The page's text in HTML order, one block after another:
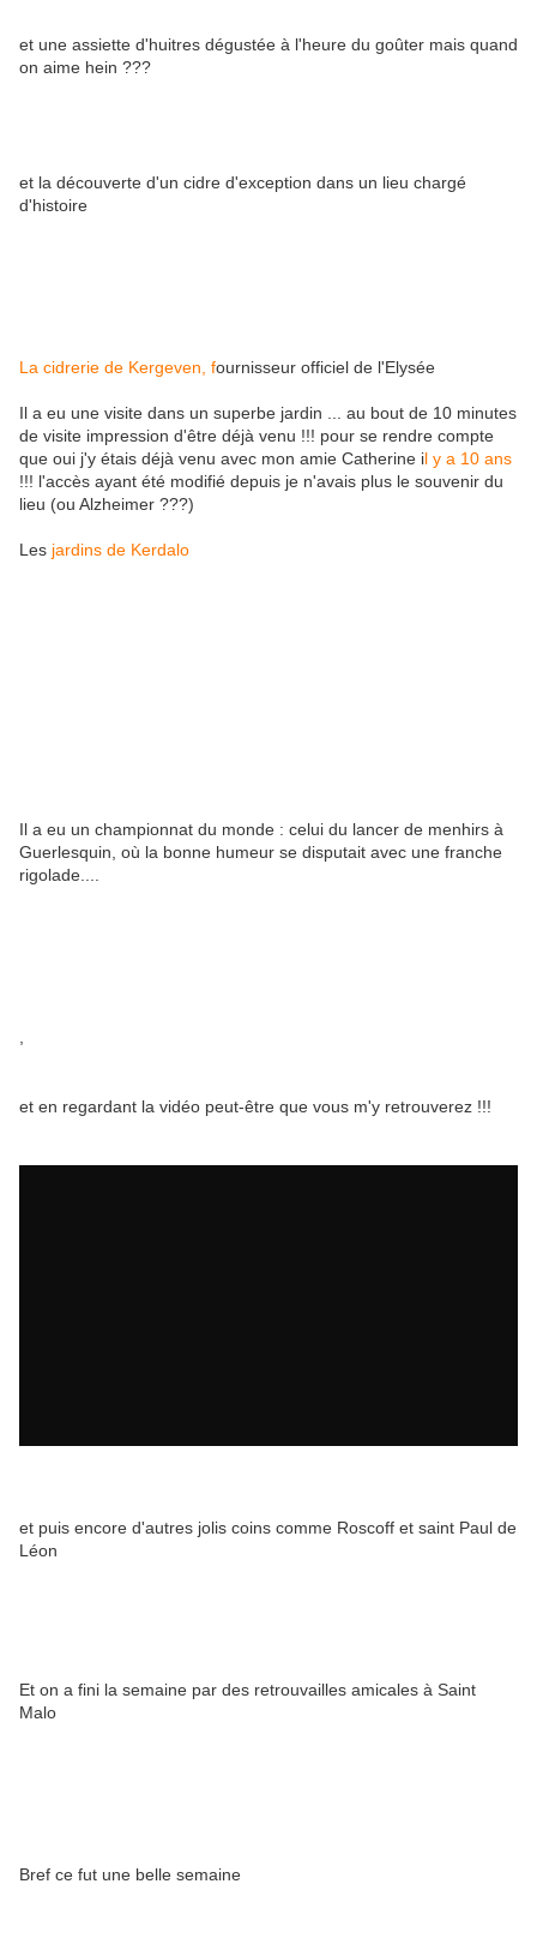
et une assiette d'huitres dégustée à l'heure du goûter mais quand
on aime hein ???
et la découverte d'un cidre d'exception dans un lieu chargé
d'histoire
La cidrerie de Kergeven, fournisseur officiel de l'Elysée
Il a eu une visite dans un superbe jardin ... au bout de 10 minutes
de visite impression d'être déjà venu !!! pour se rendre compte
que oui j'y étais déjà venu avec mon amie Catherine il y a 10 ans
!!! l'accès ayant été modifié depuis je n'avais plus le souvenir du
lieu (ou Alzheimer ???)
Les jardins de Kerdalo
Il a eu un championnat du monde : celui du lancer de menhirs à
Guerlesquin, où la bonne humeur se disputait avec une franche
rigolade....
et en regardant la vidéo peut-être que vous m'y retrouverez !!!
et puis encore d'autres jolis coins comme Roscoff et saint Paul de
Léon
Et on a fini la semaine par des retrouvailles amicales à Saint
Malo
Bref ce fut une belle semaine